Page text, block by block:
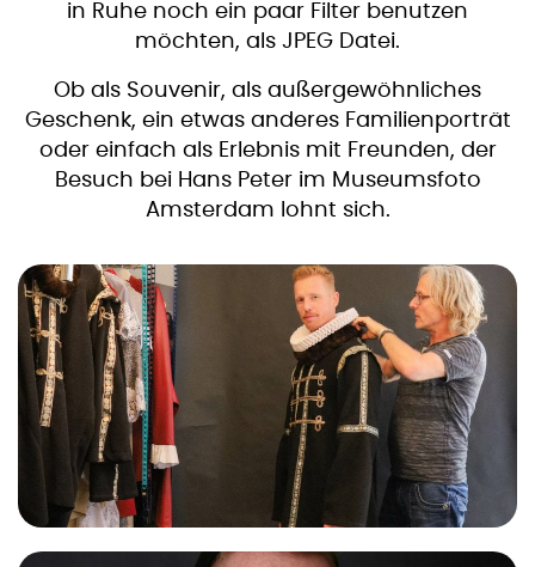
in Ruhe noch ein paar Filter benutzen
möchten, als JPEG Datei.
Ob als Souvenir, als außergewöhnliches
Geschenk, ein etwas anderes Familienporträt
oder einfach als Erlebnis mit Freunden, der
Besuch bei Hans Peter im Museumsfoto
Amsterdam lohnt sich.